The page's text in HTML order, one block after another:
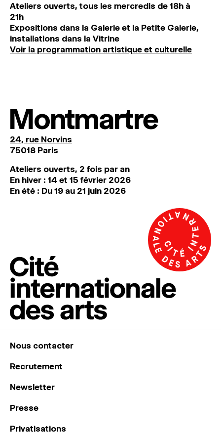
Ateliers ouverts, tous les mercredis de 18h à
21h
Expositions dans la Galerie et la Petite Galerie,
installations dans la Vitrine
Voir la programmation artistique et culturelle
Montmartre
24, rue Norvins
75018 Paris
Ateliers ouverts, 2 fois par an
En hiver : 14 et 15 février 2026
En été : Du 19 au 21 juin 2026
Nous contacter
Recrutement
Newsletter
Presse
Privatisations